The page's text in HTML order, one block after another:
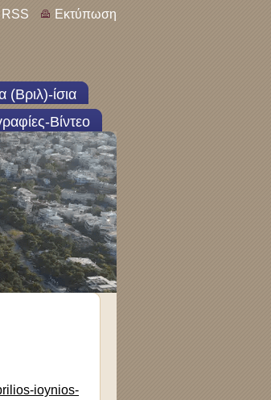
RSS Εκτύπωση
(Βριλ)-ίσια
Βίντεο
ioynios-